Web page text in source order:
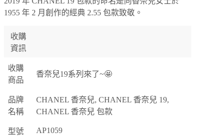
1955 年 2 月創作的經典 2.55 包款致敬。
收購
資訊
收購
商品
香奈兒19系列來了~🤩
品牌
名稱
CHANEL 香奈兒, CHANEL 香奈兒 19,
CHANEL 香奈兒 包款
型號 AP1059